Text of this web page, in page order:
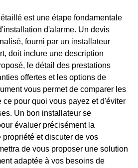
est une étape fondamentale
d'alarme. Un devis
fourni par un installateur
doit inclure une description
le détail des prestations
offertes et les options de
vous permet de comparer les
ce pour quoi vous payez et d'éviter
Un bon installateur se
évaluer précisément la
et discuter de vos
de vous proposer une solution
adaptée à vos besoins de